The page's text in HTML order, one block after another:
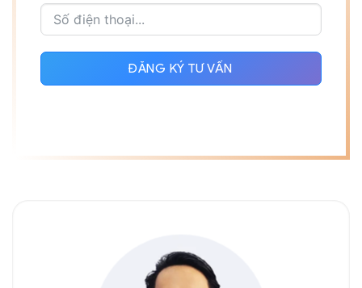
ĐĂNG KÝ TƯ VẤN